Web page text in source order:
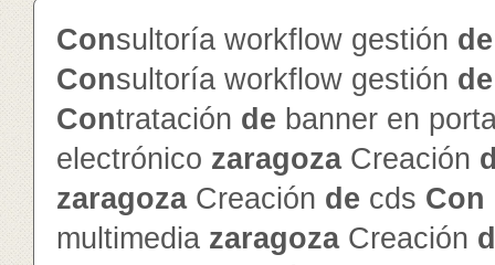
Consultoría workflow gestión de
Consultoría workflow gestión de
Contratación de banner en
electrónico zaragozaCreación
zaragozaCreación de cds Con
multimedia zaragozaCreación